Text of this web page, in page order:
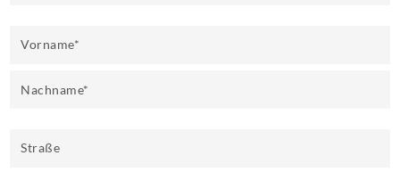
Vorname*
Nachname*
Straße